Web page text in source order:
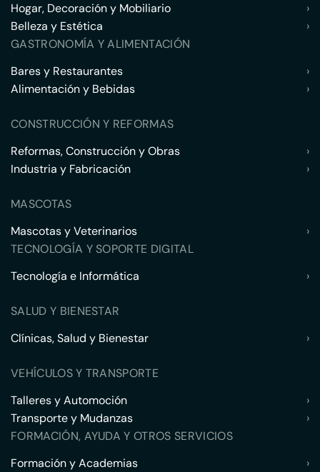
Hogar, Decoración y Mobiliario
›
Belleza y Estética
›
GASTRONOMÍA Y ALIMENTACIÓN
Bares y Restaurantes
›
Alimentación y Bebidas
›
CONSTRUCCIÓN Y REFORMAS
Reformas, Construcción y Obras
›
Industria y Fabricación
›
MASCOTAS
Mascotas y Veterinarios
›
TECNOLOGÍA Y SOPORTE DIGITAL
Tecnología e Informática
›
SALUD Y BIENESTAR
Clínicas, Salud y Bienestar
›
VEHÍCULOS Y TRANSPORTE
Talleres y Automoción
›
Transporte y Mudanzas
›
FORMACIÓN, AYUDA Y OTROS SERVICIOS
Formación y Academias
›